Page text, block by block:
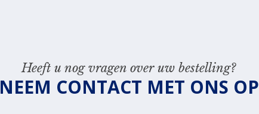
Heeft u nog vragen over uw bestelling?
NEEM CONTACT MET ONS OP